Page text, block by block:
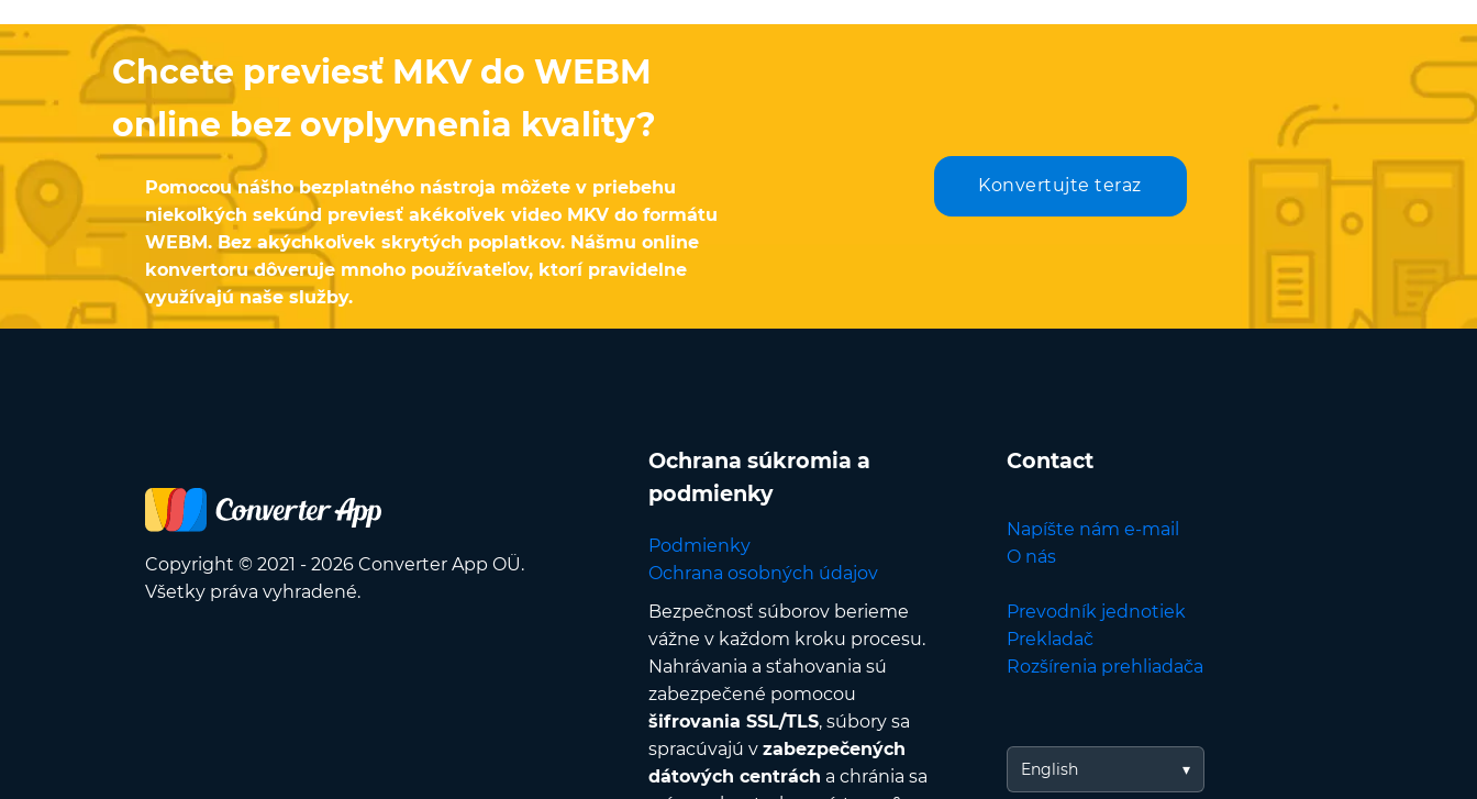
Chcete previesť MKV do WEBM
online bez ovplyvnenia kvality?
Pomocou nášho bezplatného nástroja môžete v priebehu
niekoľkých sekúnd previesť akékoľvek video MKV do formátu
WEBM. Bez akýchkoľvek skrytých poplatkov. Nášmu online
konvertoru dôveruje mnoho používateľov, ktorí pravidelne
využívajú naše služby.
Konvertujte teraz
Copyright © 2021 - 2026 Converter App OÜ.
Všetky práva vyhradené.
Ochrana súkromia a
podmienky
Podmienky
Ochrana osobných údajov
Bezpečnosť súborov berieme
vážne v každom kroku procesu.
Nahrávania a sťahovania sú
zabezpečené pomocou
šifrovania SSL/TLS, súbory sa
spracúvajú v zabezpečených
dátových centrách a chránia sa
Contact
Napíšte nám e-mail
O nás
Prevodník jednotiek
Prekladač
Rozšírenia prehliadača
English